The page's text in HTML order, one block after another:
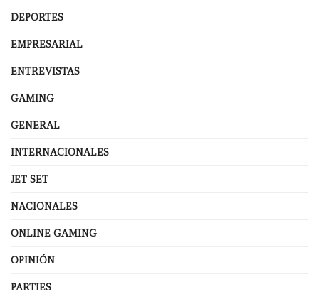
DEPORTES
EMPRESARIAL
ENTREVISTAS
GAMING
GENERAL
INTERNACIONALES
JET SET
NACIONALES
ONLINE GAMING
OPINIÓN
PARTIES